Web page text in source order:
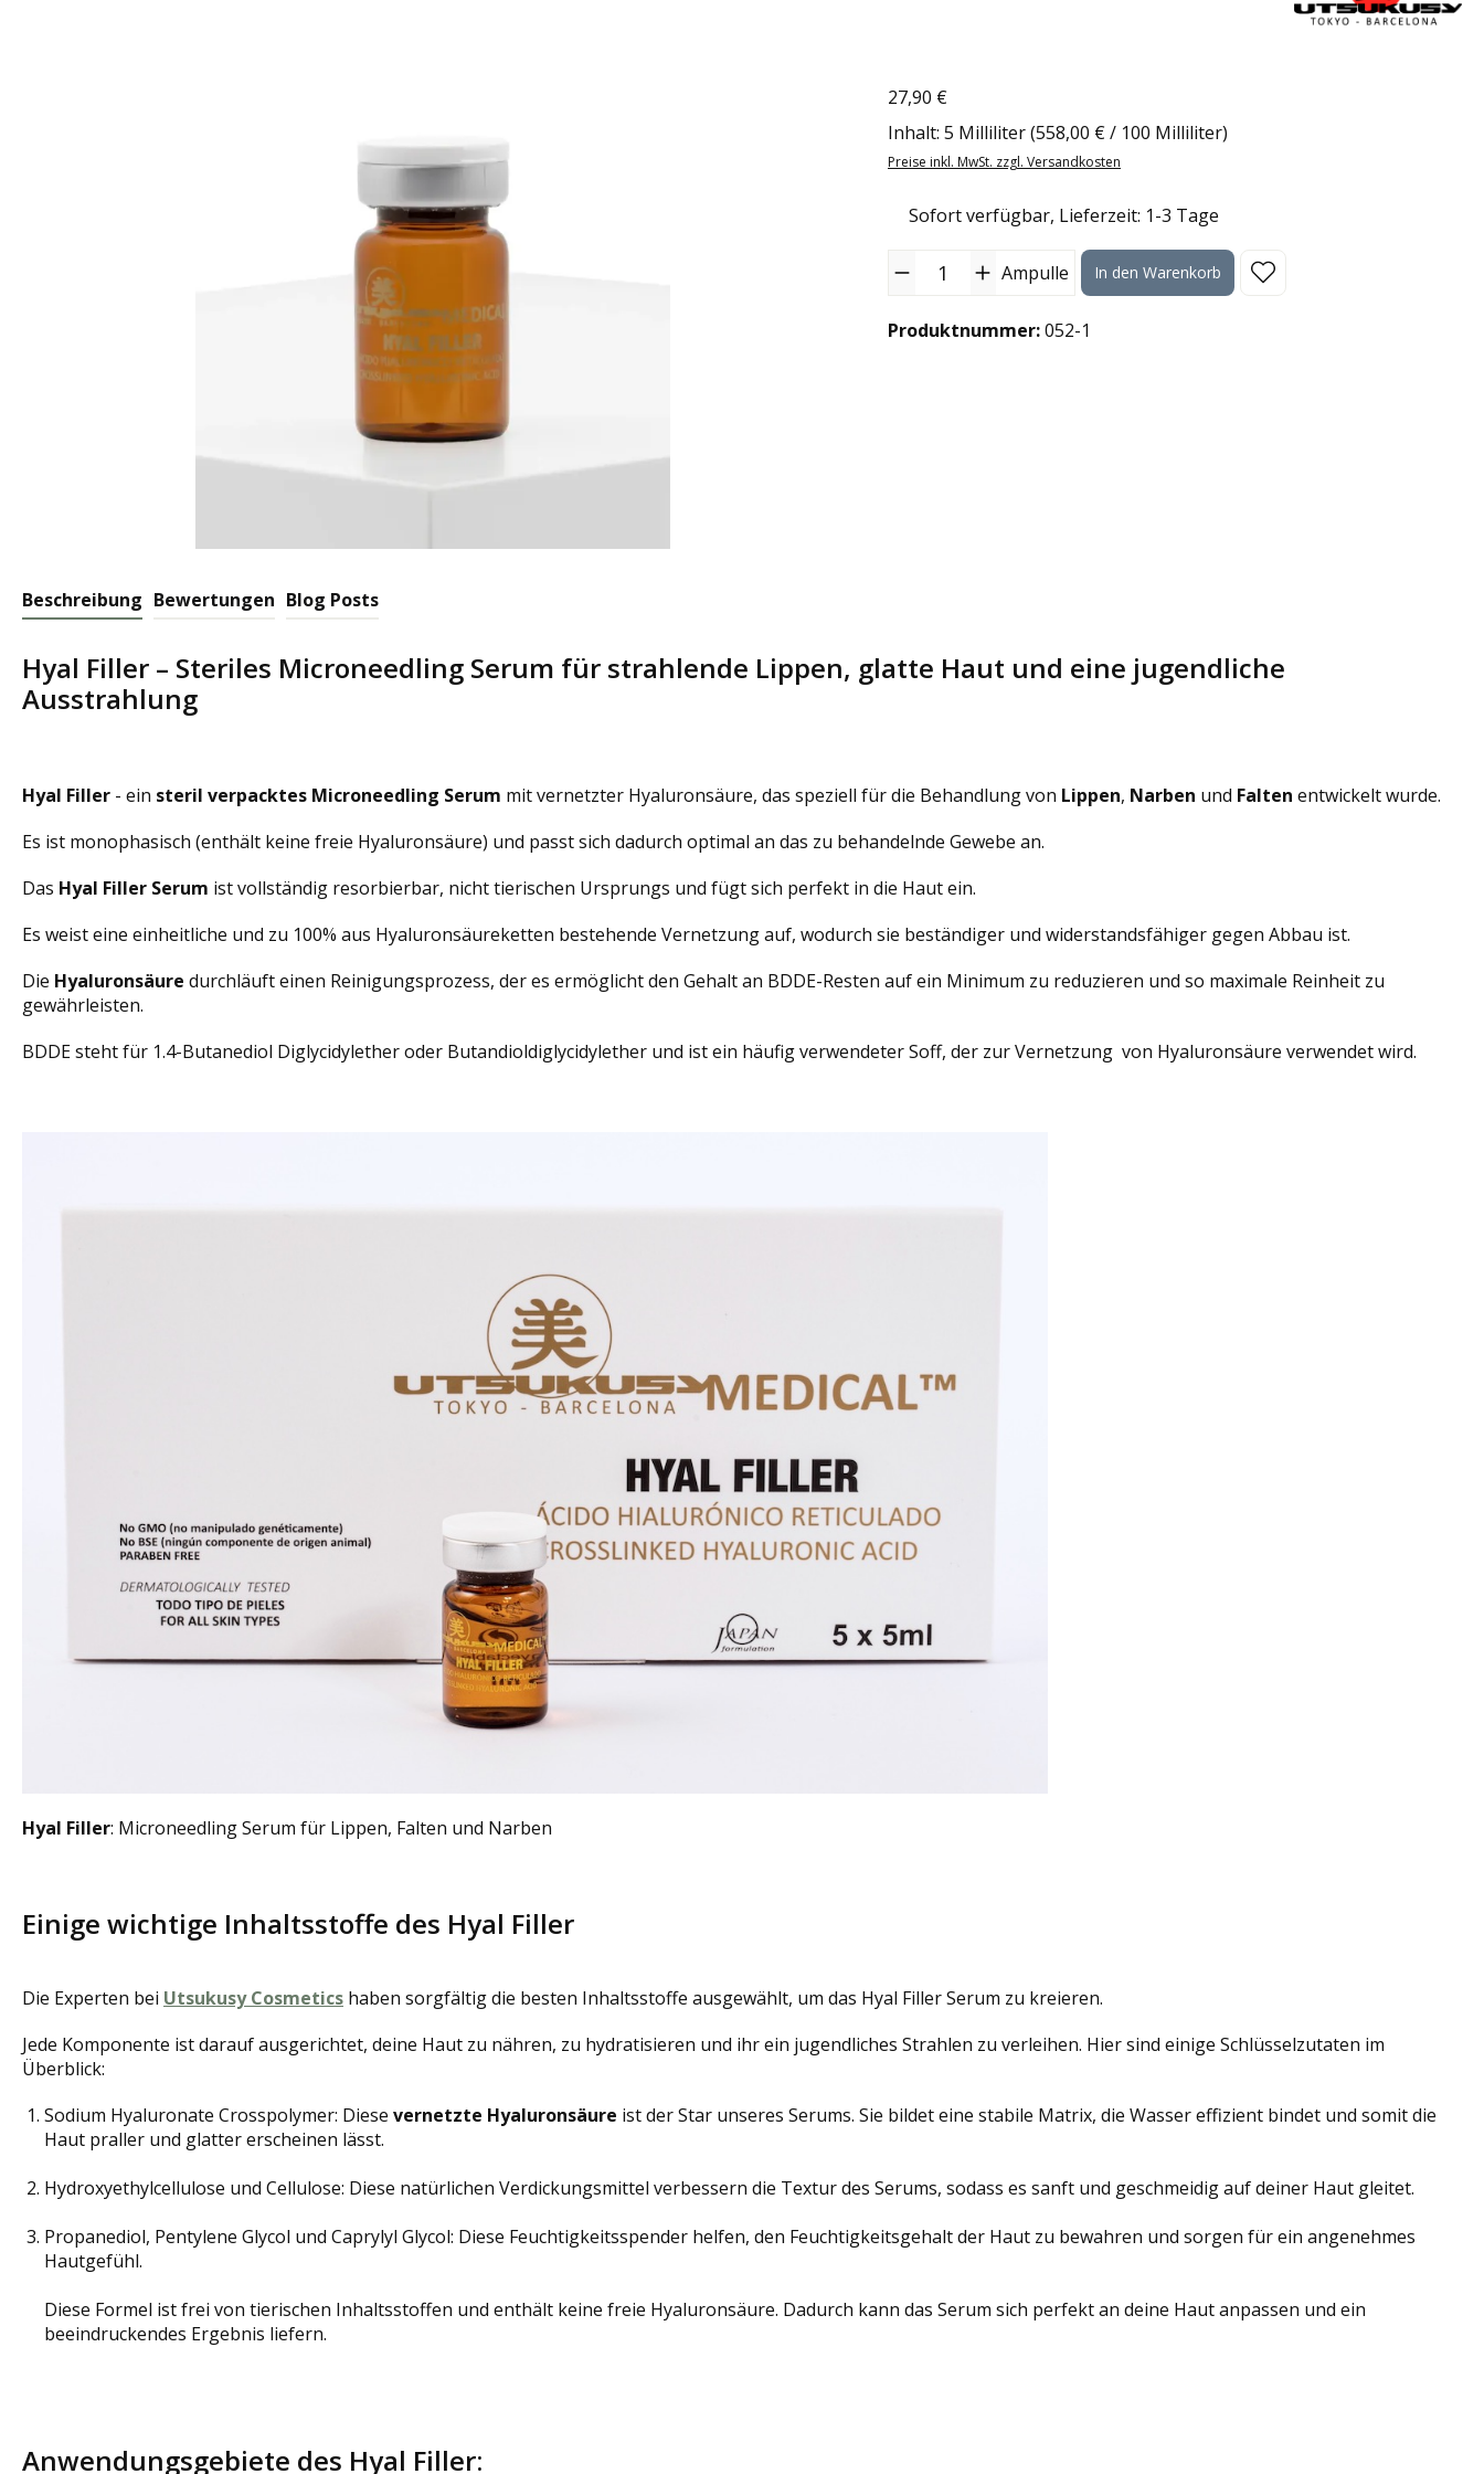
Regulärer Preis:
27,90 €
Inhalt: 5 Milliliter(558,00 € / 100 Milliliter)
Preise inkl. MwSt. zzgl. Versandkosten
Sofort verfügbar, Lieferzeit: 1-3 Tage
Produkt Anzahl: Gib den gewünschten Wert ein oder benutze die
Ampulle In den Warenkorb
Produktnummer:052-1
Beschreibung Bewertungen Blog Posts
Hyal Filler – Steriles Microneedling Serum für strahlende Lippen, glatte Haut und eine jugendliche
Ausstrahlung
Hyal Filler - ein steril verpacktes Microneedling Serum mit vernetzter Hyaluronsäure, das speziell für die Behandlung von Lippen, Narben und Falten entwickelt wurde.
Es ist monophasisch (enthält keine freie Hyaluronsäure) und passt sich dadurch optimal an das zu behandelnde Gewebe an.
Das Hyal Filler Serum ist vollständig resorbierbar, nicht tierischen Ursprungs und fügt sich perfekt in die Haut ein.
Es weist eine einheitliche und zu 100% aus Hyaluronsäureketten bestehende Vernetzung auf, wodurch sie beständiger und widerstandsfähiger gegen Abbau ist.
Die Hyaluronsäure durchläuft einen Reinigungsprozess, der es ermöglicht den Gehalt an BDDE-Resten auf ein Minimum zu reduzieren und so maximale Reinheit zu
gewährleisten.
BDDE steht für 1.4-Butanediol Diglycidylether oder Butandioldiglycidylether und ist ein häufig verwendeter Soff, der zur Vernetzung von Hyaluronsäure verwendet wird.
Hyal Filler: Microneedling Serum für Lippen, Falten und Narben
Einige wichtige Inhaltsstoffe des Hyal Filler
Die Experten bei Utsukusy Cosmetics haben sorgfältig die besten Inhaltsstoffe ausgewählt, um das Hyal Filler Serum zu kreieren.
Jede Komponente ist darauf ausgerichtet, deine Haut zu nähren, zu hydratisieren und ihr ein jugendliches Strahlen zu verleihen. Hier sind einige Schlüsselzutaten im
Überblick:
Sodium Hyaluronate Crosspolymer: Diese vernetzte Hyaluronsäure ist der Star unseres Serums. Sie bildet eine stabile Matrix, die Wasser effizient bindet und somit die
Haut praller und glatter erscheinen lässt.
Hydroxyethylcellulose und Cellulose: Diese natürlichen Verdickungsmittel verbessern die Textur des Serums, sodass es sanft und geschmeidig auf deiner Haut gleitet.
Propanediol, Pentylene Glycol und Caprylyl Glycol: Diese Feuchtigkeitsspender helfen, den Feuchtigkeitsgehalt der Haut zu bewahren und sorgen für ein angenehmes
Hautgefühl.
Diese Formel ist frei von tierischen Inhaltsstoffen und enthält keine freie Hyaluronsäure. Dadurch kann das Serum sich perfekt an deine Haut anpassen und ein
beeindruckendes Ergebnis liefern.
Anwendungsgebiete des Hyal Filler: